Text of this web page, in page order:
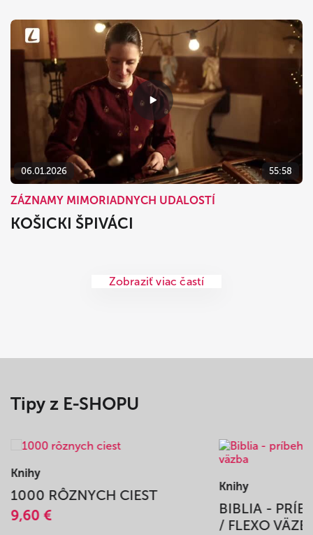
06.01.2026 55:58
ZÁZNAMY MIMORIADNYCH UDALOSTÍ
KOŠICKI ŠPIVÁCI
Zobraziť viac častí
Tipy z E-SHOPU
Knihy
1000 RÔZNYCH CIEST
9,60 €
Knihy
BIBLIA -
/ FLEXO